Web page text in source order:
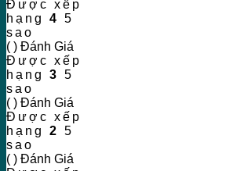
Được xếp
hạng 4 5
sao
( ) Đánh Giá
Được xếp
hạng 3 5
sao
( ) Đánh Giá
Được xếp
hạng 2 5
sao
( ) Đánh Giá